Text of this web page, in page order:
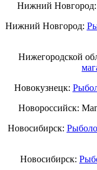
Нижний Новгород:
Нижний Новгород:
Нижегородской
Новокузнецк:
Новороссийск:
Новосибирск:
Новосибирск: